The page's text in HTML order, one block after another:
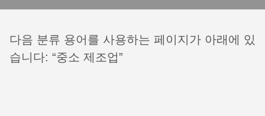
다음 분류 용어를 사용하는 페이지가 아래에 있
습니다: “중소 제조업”